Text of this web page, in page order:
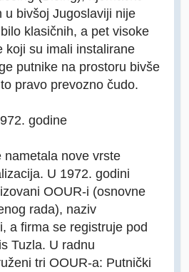
u bivšoj Jugoslaviji nije
klasičnih, a pet visoke
koji su imali instalirane
putnike na prostoru bivše
pravo prevozno čudo.
godine
nametala nove vrste
U 1972. godini
OOUR-i (osnovne
rada), naziv
a firma se registruje pod
Tuzla. U radnu
tri OOUR-a: Putnički